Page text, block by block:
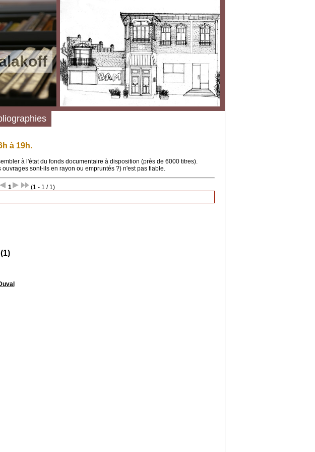
à 19h.
à l'état du fonds documentaire à disposition (près de 6000 titres).
sont-ils en rayon ou empruntés ?) n'est pas fiable.
1
(1 - 1 / 1)